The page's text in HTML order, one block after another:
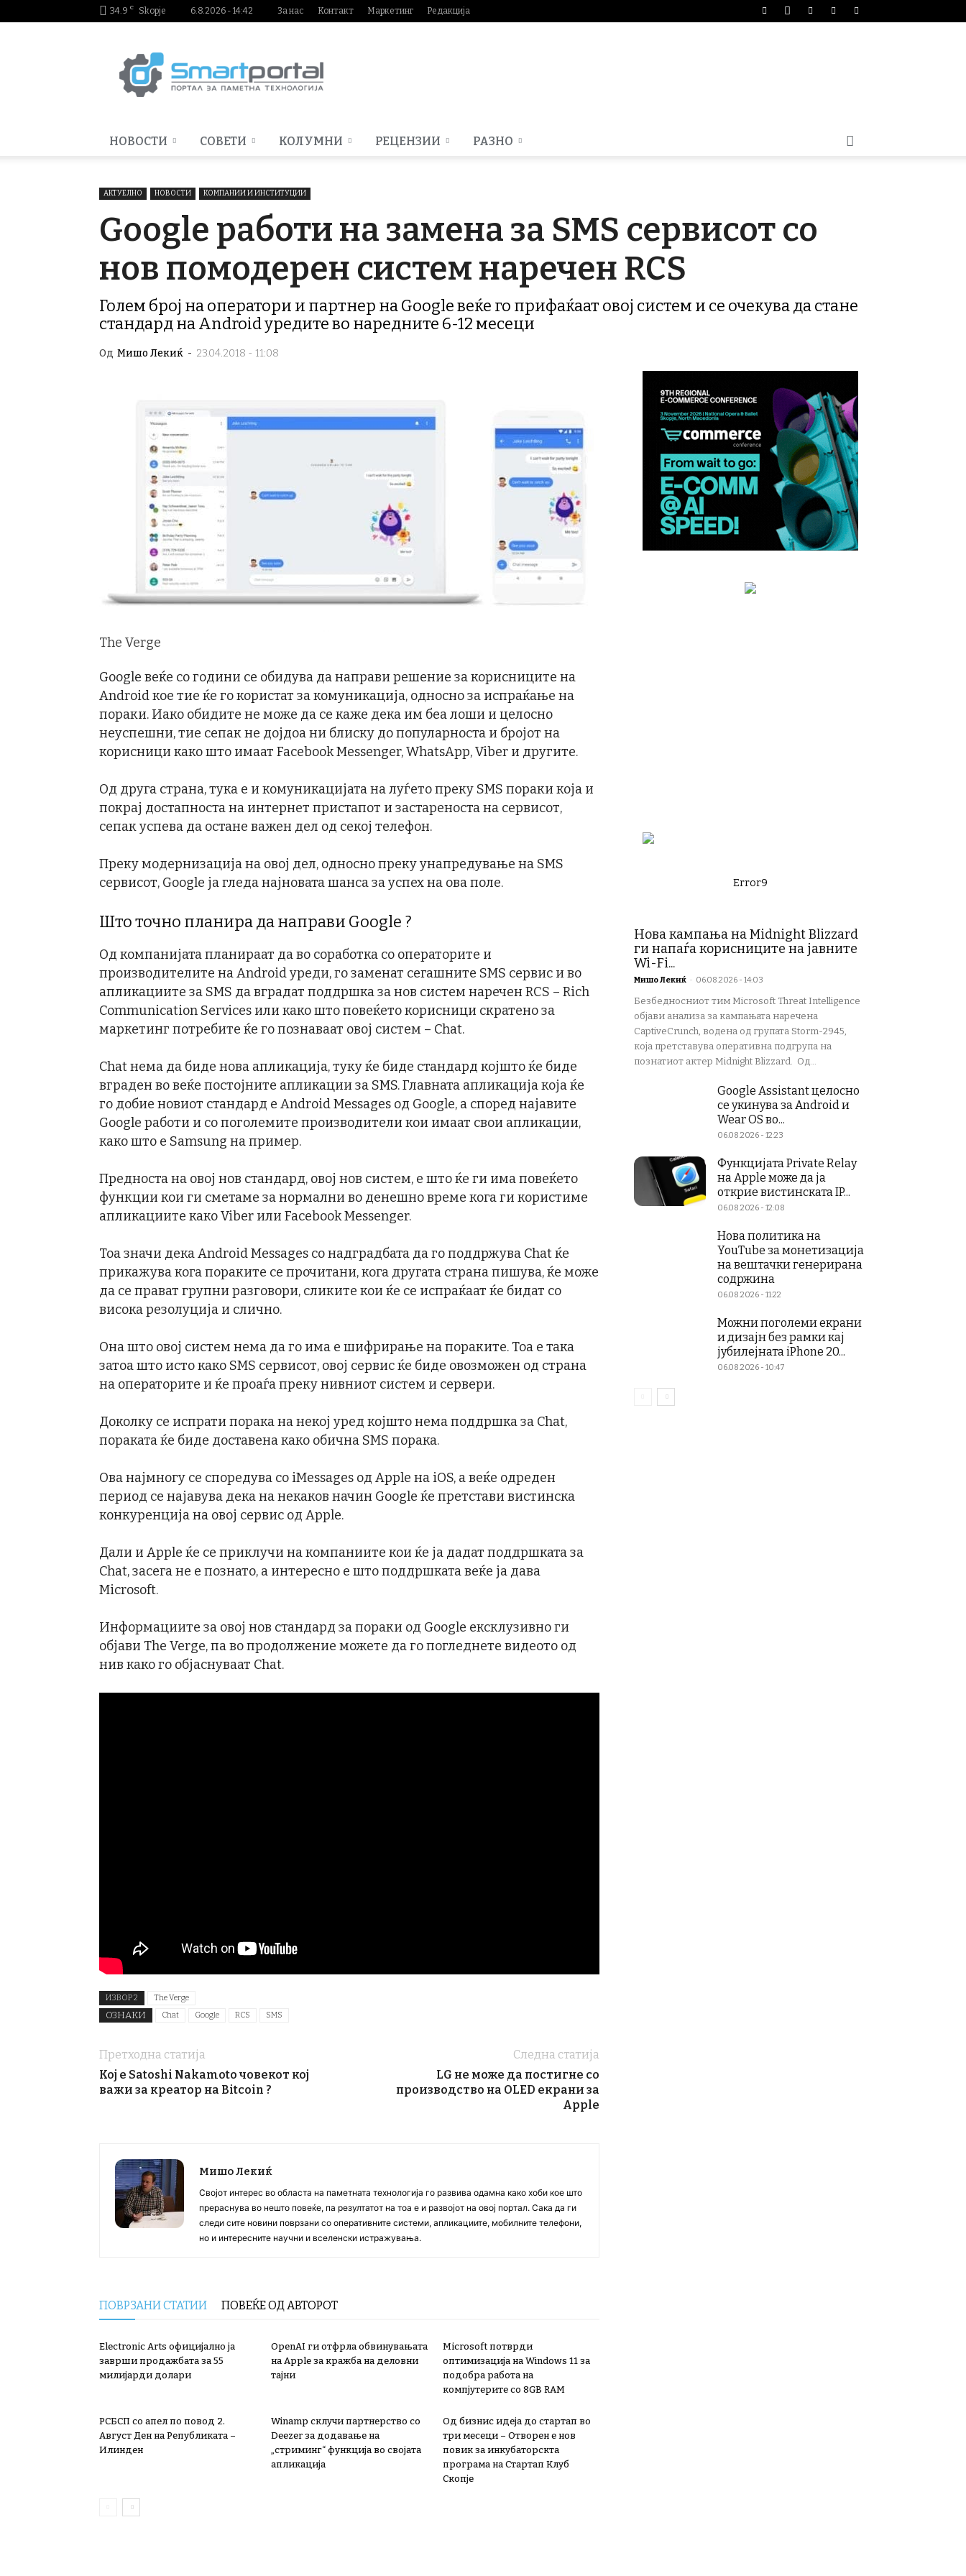
34.9 C Skopje 6.8.2026 - 14:42 За нас Контакт Маркетинг Редакција
НОВОСТИ СОВЕТИ КОЛУМНИ РЕЦЕНЗИИ РАЗНО
АКТУЕЛНО НОВОСТИ КОМПАНИИ И ИНСТИТУЦИИ
Google работи на замена за SMS сервисот со
нов помодерен систем наречен RCS
Голем број на оператори и партнер на Google веќе го прифаќаат овој систем и се очекува да стане
стандард на Android уредите во наредните 6-12 месеци
Од Мишо Лекиќ - 23.04.2018 - 11:08
The Verge
Google веќе со години се обидува да направи решение за корисниците на
Android кое тие ќе го користат за комуникација, односно за испраќање на
пораки. Иако обидите не може да се каже дека им беа лоши и целосно
неуспешни, тие сепак не дојдоа ни блиску до популарноста и бројот на
корисници како што имаат Facebook Messenger, WhatsApp, Viber и другите.
Од друга страна, тука е и комуникацијата на луѓето преку SMS пораки која и
покрај достапноста на интернет пристапот и застареноста на сервисот,
сепак успева да остане важен дел од секој телефон.
Преку модернизација на овој дел, односно преку унапредување на SMS
сервисот, Google ја гледа најновата шанса за успех на ова поле.
Што точно планира да направи Google ?
Од компанијата планираат да во соработка со операторите и
производителите на Android уреди, го заменат сегашните SMS сервис и во
апликациите за SMS да вградат поддршка за нов систем наречен RCS – Rich
Communication Services или како што повеќето корисници скратено за
маркетинг потребите ќе го познаваат овој систем – Chat.
Chat нема да биде нова апликација, туку ќе биде стандард којшто ќе биде
вграден во веќе постојните апликации за SMS. Главната апликација која ќе
го добие новиот стандард e Android Messages од Google, а според најавите
Google работи и со поголемите производители кои имаат свои апликации,
како што е Samsung на пример.
Предноста на овој нов стандард, овој нов систем, е што ќе ги има повеќето
функции кои ги сметаме за нормални во денешно време кога ги користиме
апликациите како Viber или Facebook Messenger.
Тоа значи дека Android Messages со надградбата да го поддржува Chat ќе
прикажува кога пораките се прочитани, кога другата страна пишува, ќе може
да се прават групни разговори, сликите кои ќе се испраќаат ќе бидат со
висока резолуција и слично.
Она што овој систем нема да го има е шифрирање на пораките. Тоа е така
затоа што исто како SMS сервисот, овој сервис ќе биде овозможен од страна
на операторите и ќе проаѓа преку нивниот систем и сервери.
Доколку се испрати порака на некој уред којшто нема поддршка за Chat,
пораката ќе биде доставена како обична SMS порака.
Ова најмногу се споредува со iMessages од Apple на iOS, а веќе одреден
период се најавува дека на некаков начин Google ќе претстави вистинска
конкуренција на овој сервис од Apple.
Дали и Apple ќе се приклучи на компаниите кои ќе ја дадат поддршката за
Chat, засега не е познато, а интересно е што поддршката веќе ја дава
Microsoft.
Информациите за овој нов стандард за пораки од Google ексклузивно ги
објави The Verge, па во продолжение можете да го погледнете видеото од
нив како го објаснуваат Chat.
ИЗВОР 2 The Verge
ОЗНАКИ Chat Google RCS SMS
Претходна статија
Кој е Satoshi Nakamoto човекот кој
важи за креатор на Bitcoin ?
Следна статија
LG не може да постигне со
производство на OLED екрани за
Apple
Мишо Лекиќ
Својот интерес во областа на паметната технологија го развива одамна како хоби кое што
прераснува во нешто повеќе, па резултатот на тоа е и развојот на овој портал. Сака да ги
следи сите новини поврзани со оперативните системи, апликациите, мобилните телефони,
но и интересните научни и вселенски истражувања.
ПОВРЗАНИ СТАТИИ ПОВЕЌЕ ОД АВТОРОТ
Electronic Arts официјално ја
заврши продажбата за 55
милијарди долари
OpenAI ги отфрла обвинувањата
на Apple за кражба на деловни
тајни
Microsoft потврди
оптимизација на Windows 11 за
подобра работа на
компјутерите со 8GB RAM
РСБСП со апел по повод 2.
Август Ден на Републиката –
Илинден
Winamp склучи партнерство со
Deezer за додавање на
„стриминг“ функција во својата
апликација
Од бизнис идеја до стартап во
три месеци – Отворен е нов
повик за инкубаторскта
програма на Стартап Клуб
Скопје
Error9
Нова кампања на Midnight Blizzard
ги напаѓа корисниците на јавните
Wi-Fi...
Мишо Лекиќ - 06.08.2026 - 14:03
Безбедносниот тим Microsoft Threat Intelligence
објави анализа за кампањата наречена
CaptiveCrunch, водена од групата Storm-2945,
која претставува оперативна подгрупа на
познатиот актер Midnight Blizzard. Од...
Google Assistant целосно
се укинува за Android и
Wear OS во...
06.08.2026 - 12:23
Функцијата Private Relay
на Apple може да ја
открие вистинската IP...
06.08.2026 - 12:08
Нова политика на
YouTube за монетизација
на вештачки генерирана
содржина
06.08.2026 - 11:22
Можни поголеми екрани
и дизајн без рамки кај
јубилејната iPhone 20...
06.08.2026 - 10:47